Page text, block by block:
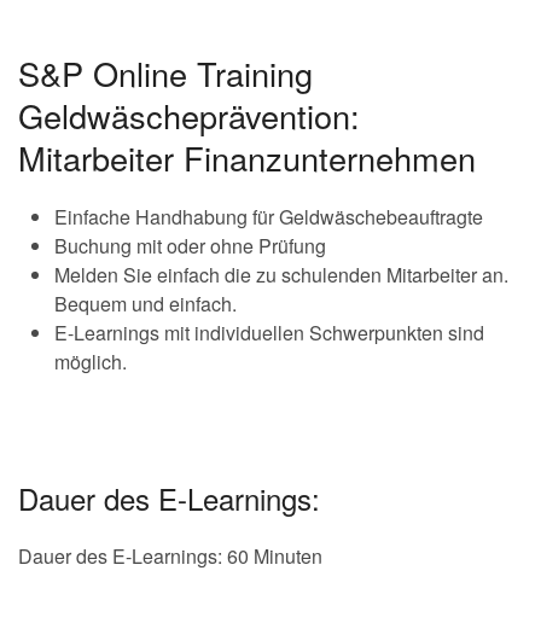
S&P Online Training
Geldwäscheprävention:
Mitarbeiter Finanzunternehmen
Einfache Handhabung für Geldwäschebeauftragte
Buchung mit oder ohne Prüfung
Melden Sie einfach die zu schulenden Mitarbeiter an.
Bequem und einfach.
E-Learnings mit individuellen Schwerpunkten sind
möglich.
Dauer des E-Learnings:
Dauer des E-Learnings: 60 Minuten